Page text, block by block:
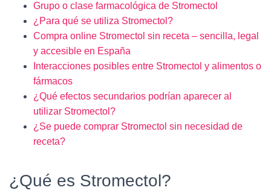
Grupo o clase farmacológica de Stromectol
¿Para qué se utiliza Stromectol?
Compra online Stromectol sin receta – sencilla, legal
y accesible en España
Interacciones posibles entre Stromectol y alimentos o
fármacos
¿Qué efectos secundarios podrían aparecer al
utilizar Stromectol?
¿Se puede comprar Stromectol sin necesidad de
receta?
¿Qué es Stromectol?